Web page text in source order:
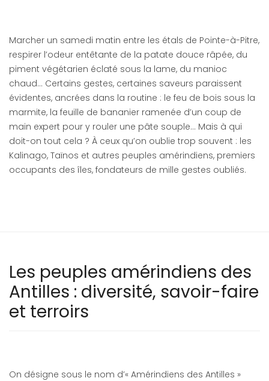
Marcher un samedi matin entre les étals de Pointe-à-Pitre,
respirer l’odeur entêtante de la patate douce râpée, du
piment végétarien éclaté sous la lame, du manioc
chaud... Certains gestes, certaines saveurs paraissent
évidentes, ancrées dans la routine : le feu de bois sous la
marmite, la feuille de bananier ramenée d’un coup de
main expert pour y rouler une pâte souple… Mais à qui
doit-on tout cela ? À ceux qu’on oublie trop souvent : les
Kalinago, Taïnos et autres peuples amérindiens, premiers
occupants des îles, fondateurs de mille gestes oubliés.
Les peuples amérindiens des
Antilles : diversité, savoir-faire
et terroirs
On désigne sous le nom d’« Amérindiens des Antilles »